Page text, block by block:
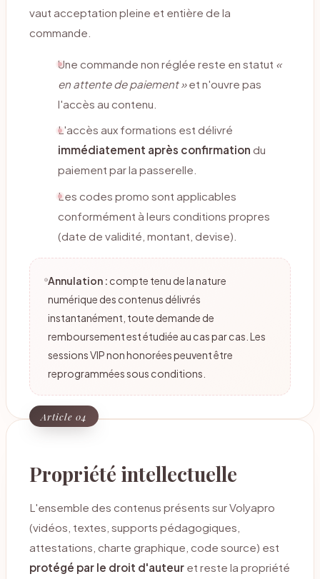
vaut acceptation pleine et entière de la
commande.
Une commande non réglée reste en statut «
en attente de paiement »et n'ouvre pas
l'accès au contenu.
L'accès aux formations est délivré
immédiatement après confirmation du
paiement par la passerelle.
Les codes promo sont applicables
conformément à leurs conditions propres
(date de validité, montant, devise).
Annulation : compte tenu de la nature
numérique des contenus délivrés
instantanément, toute demande de
remboursement est étudiée au cas par cas. Les
sessions VIP non honorées peuvent être
reprogrammées sous conditions.
Article 04
Propriété intellectuelle
L'ensemble des contenus présents sur Volyapro
(vidéos, textes, supports pédagogiques,
attestations, charte graphique, code source) est
protégé par le droit d'auteur et reste la propriété